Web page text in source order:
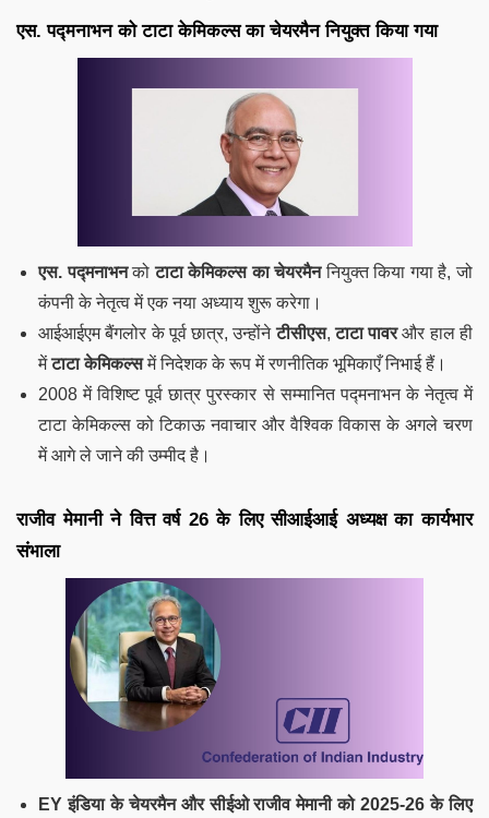
एस. पद्मनाभन को टाटा केमिकल्स का चेयरमैन नियुक्त किया गया
एस. पद्मनाभनकोटाटा केमिकल्स का चेयरमैननियुक्त किया गया है, जो
कंपनी के नेतृत्व में एक नया अध्याय शुरू करेगा।
आईआईएम बैंगलोर के पूर्व छात्र, उन्होंनेटीसीएस,टाटा पावरऔर हाल ही
मेंटाटा केमिकल्समें निदेशक के रूप में रणनीतिक भूमिकाएँ निभाई हैं।
2008 में विशिष्ट पूर्व छात्र पुरस्कार से सम्मानित पद्मनाभन के नेतृत्व में
टाटा केमिकल्स को टिकाऊ नवाचार और वैश्विक विकास के अगले चरण
में आगे ले जाने की उम्मीद है।
राजीव मेमानी ने वित्त वर्ष 26 के लिए सीआईआई अध्यक्ष का कार्यभार
संभाला
EY इंडिया के चेयरमैन और सीईओ राजीव मेमानी को 2025-26 के लिए